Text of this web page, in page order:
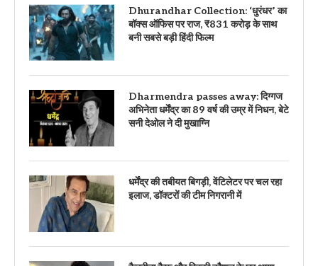
Dhurandhar Collection: ‘धुरंधर’ का
बॉक्स ऑफिस पर राज, ₹831 करोड़ के साथ
बनी सबसे बड़ी हिंदी फिल्म
Dharmendra passes away: दिग्गज
अभिनेता धर्मेंद्र का 89 वर्ष की उम्र में निधन, बेटे
सनी देओल ने दी मुखाग्नि
धर्मेंद्र की तबीयत बिगड़ी, वेंटिलेटर पर चल रहा
इलाज, डॉक्टरों की टीम निगरानी में